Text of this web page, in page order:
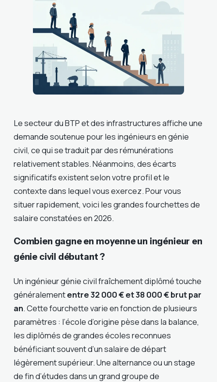
Le secteur du BTP et des infrastructures affiche une
demande soutenue pour les ingénieurs en génie
civil, ce qui se traduit par des rémunérations
relativement stables. Néanmoins, des écarts
significatifs existent selon votre profil et le
contexte dans lequel vous exercez. Pour vous
situer rapidement, voici les grandes fourchettes de
salaire constatées en 2026.
Combien gagne en moyenne un ingénieur en
génie civil débutant ?
Un ingénieur génie civil fraîchement diplômé touche
généralemententre 32 000 € et 38 000 € brut par
an. Cette fourchette varie en fonction de plusieurs
paramètres : l’école d’origine pèse dans la balance,
les diplômés de grandes écoles reconnues
bénéficiant souvent d’un salaire de départ
légèrement supérieur. Une alternance ou un stage
de fin d’études dans un grand groupe de